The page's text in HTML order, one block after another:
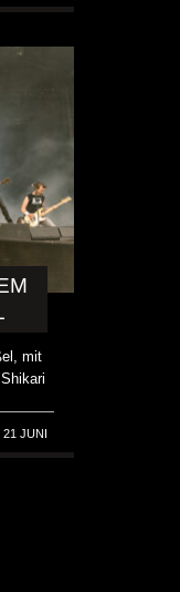
mit
21 JUNI